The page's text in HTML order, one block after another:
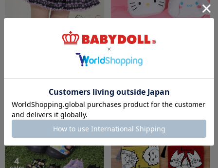
8/6～50%OFF SALE サンリオ 耳立体キャラ
クターポーチ 9574
￥1,210 (50%OFF)